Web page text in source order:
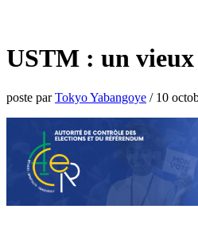
USTM : un vieux
poste parTokyo Yabangoye / 10